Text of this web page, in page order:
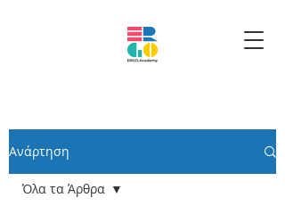
Ανάρτηση
Όλα τα Άρθρα